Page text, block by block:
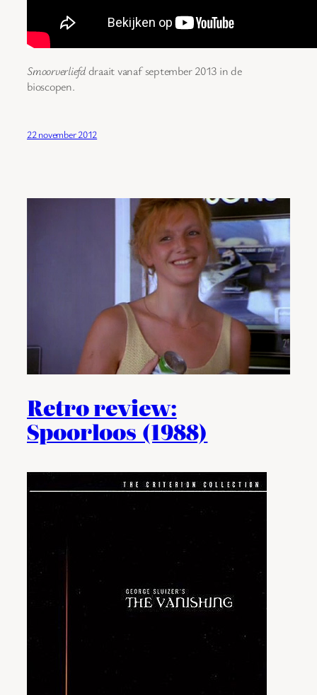
Smoorverliefddraait vanaf september 2013 in de
bioscopen.
22 november 2012
Retro review:
Spoorloos (1988)